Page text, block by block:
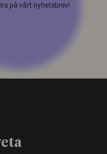
på vårt nyhetsbrev!